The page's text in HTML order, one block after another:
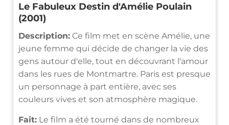
Le Fabuleux Destin d'Amélie Poulain
(2001)
Description: Ce film met en scène Amélie, une
jeune femme qui décide de changer la vie des
gens autour d'elle, tout en découvrant l'amour
dans les rues de Montmartre. Paris est presque
un personnage à part entière, avec ses
couleurs vives et son atmosphère magique.
Fait: Le film a été tourné dans de nombreux